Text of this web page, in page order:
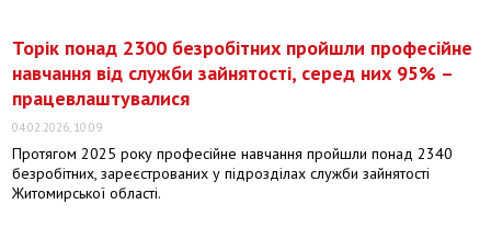
Торік понад 2300 безробітних пройшли професійне
навчання від служби зайнятості, серед них 95% –
працевлаштувалися
04.02.2026, 10:09
Протягом 2025 року професійне навчання пройшли понад 2340
безробітних, зареєстрованих у підрозділах служби зайнятості
Житомирської області.